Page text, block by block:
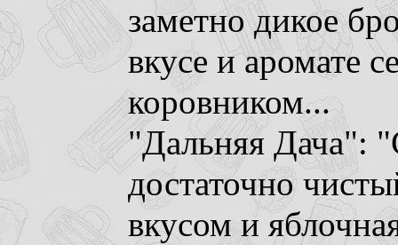
заметно дикое
вкусе и аромате
коровником...
"Дальняя Дача":
достаточно
вкусом и